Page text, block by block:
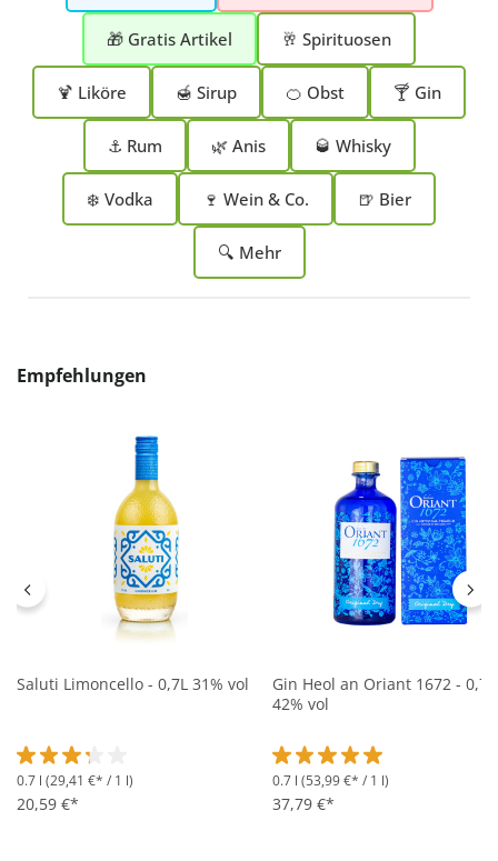
🎁 Gratis Artikel 🥂 Spirituosen
🍹 Liköre 🍯 Sirup 🍊 Obst 🍸 Gin
⚓ Rum 🌿 Anis 🥃 Whisky
❄️ Vodka 🍷 Wein & Co. 🍺 Bier
🔍 Mehr
Produktgalerie überspringen
Empfehlungen
Saluti Limoncello - 0,7L 31% vol
Durchschnittliche Bewertung von 3.2 von 5 Sternen
0.7 l (29,41 €* / 1 l)
20,59 €*
Gin Heol an Oriant 1672 - 0,7L
42% vol
Durchschnittliche
0.7 l (53,99 €* / 1 l)
37,79 €*